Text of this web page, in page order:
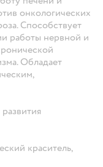
онкологических
Способствует
работы нервной и
Обладает
краситель,